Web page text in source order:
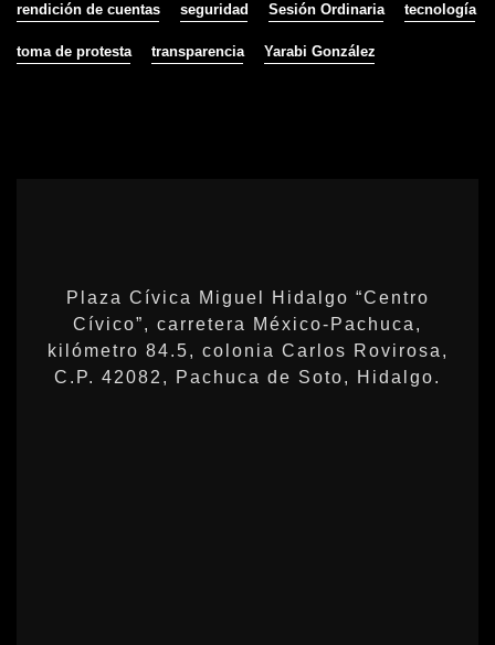
rendición de cuentas seguridad Sesión Ordinaria tecnología
toma de protesta transparencia Yarabi González
Plaza Cívica Miguel Hidalgo “Centro
Cívico”, carretera México-Pachuca,
kilómetro 84.5, colonia Carlos Rovirosa,
C.P. 42082, Pachuca de Soto, Hidalgo.